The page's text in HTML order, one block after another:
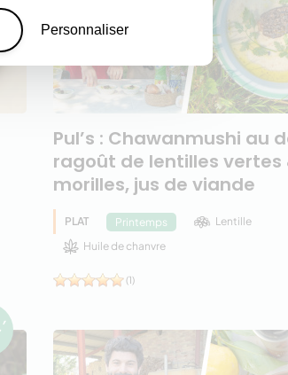
Personnaliser
Pul’s : Chawanmushi au
ragoût de lentilles vertes
morilles, jus de viande
PLAT Printemps
Lentille
Huile de chanvre
(1)